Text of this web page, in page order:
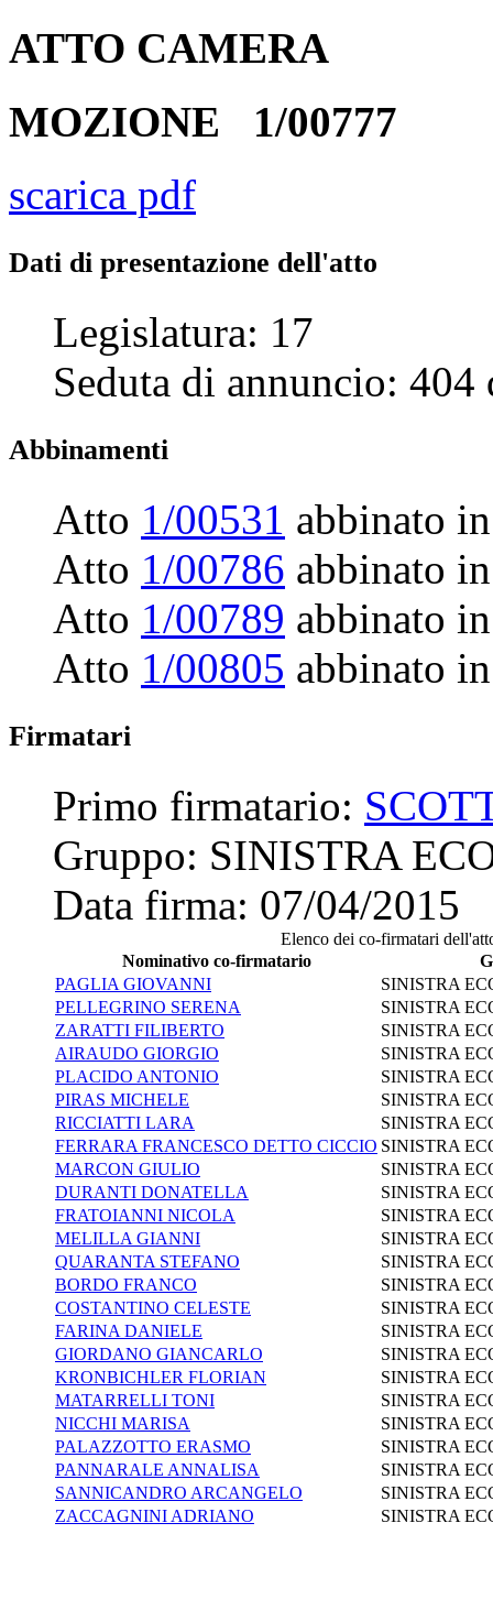
ATTO CAMERA
MOZIONE 1/00777
scarica pdf
Dati di presentazione dell'atto
Legislatura: 17
Seduta di annuncio: 404
Abbinamenti
Atto 1/00531 abbinato
Atto 1/00786 abbinato
Atto 1/00789 abbinato
Atto 1/00805 abbinato
Firmatari
Primo firmatario:
Gruppo: SINISTRA
Data firma: 07/04/2015
Elenco dei co-firmatari
Nominativo co-firmatario
PAGLIA GIOVANNI
SINISTRA
PELLEGRINO SERENA
SINISTRA
ZARATTI FILIBERTO
SINISTRA
AIRAUDO GIORGIO
SINISTRA
PLACIDO ANTONIO
SINISTRA
PIRAS MICHELE
SINISTRA
RICCIATTI LARA
SINISTRA
FERRARA FRANCESCO DETTO CICCIO SINISTRA
MARCON GIULIO
SINISTRA
DURANTI DONATELLA
SINISTRA
FRATOIANNI NICOLA
SINISTRA
MELILLA GIANNI
SINISTRA
QUARANTA STEFANO
SINISTRA
BORDO FRANCO
SINISTRA
COSTANTINO CELESTE
SINISTRA
FARINA DANIELE
SINISTRA
GIORDANO GIANCARLO
SINISTRA
KRONBICHLER FLORIAN
SINISTRA
MATARRELLI TONI
SINISTRA
NICCHI MARISA
SINISTRA
PALAZZOTTO ERASMO
SINISTRA
PANNARALE ANNALISA
SINISTRA
SANNICANDRO ARCANGELO
SINISTRA
ZACCAGNINI ADRIANO
SINISTRA